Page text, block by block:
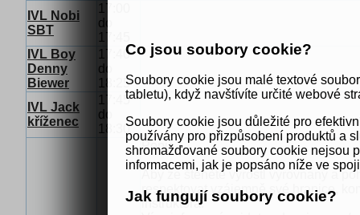
Co jsou soubory cookie?
Soubory cookie jsou malé textové
tabletu), když navštívíte určité webové
Soubory cookie jsou důležité pro
používány pro přizpůsobení produktů a
shromažďované soubory cookie nejsou
informacemi, jak je popsáno níže ve
Jak fungují soubory cookie?
IVL Nobi
SBT
17:00
do
17:45
IVL Boy
Denny
Biewer
17:40
do
18:25
IVL Jack
kříženec
17:45
do
18:30
Popis
Aby ze štěněte vyrostl vyrovnaný a
respektovat vzájemně své hranice,
instruktora.